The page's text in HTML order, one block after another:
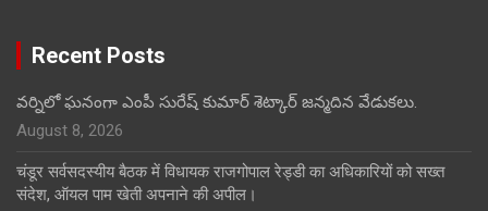
Recent Posts
వర్నిలో ఘనంగా ఎంపీ సురేష్ కుమార్ శెట్కార్ జన్మదిన వేడుకలు.
August 8, 2026
चंडूर सर्वसदस्यीय बैठक में विधायक राजगोपाल रेड्डी का अधिकारियों को सख्त
संदेश, ऑयल पाम खेती अपनाने की अपील।